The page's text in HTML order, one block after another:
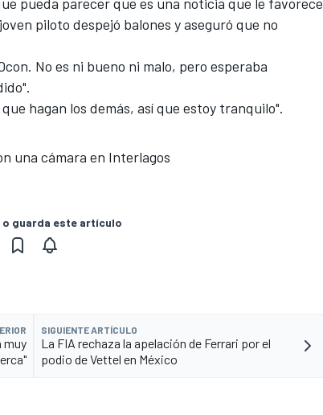
piloto despejó balones y aseguró que no
No es ni bueno ni malo, pero esperaba
hagan los demás, así que estoy tranquilo".
una cámara en Interlagos
o guarda este artículo
muy
SIGUIENTE ARTÍCULO
La FIA rechaza la apelación de Ferrari por el
podio de Vettel en México